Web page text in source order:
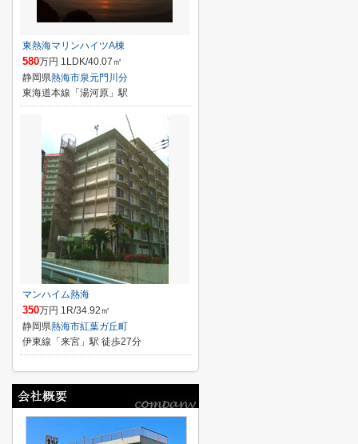
東熱海マリンハイツA棟
580万円 1LDK/40.07㎡
静岡県熱海市泉元門川分
東海道本線「湯河原」駅
マンハイム熱海
350万円 1R/34.92㎡
静岡県熱海市紅葉ガ丘町
伊東線「来宮」駅 徒歩27分